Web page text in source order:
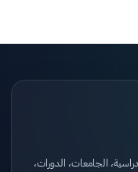
الجامعات، الدورات،